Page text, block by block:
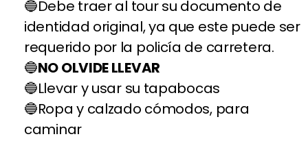
Debe traer al tour su documento de
identidad original, ya que este puede ser
requerido por la policía de carretera.
NO OLVIDE LLEVAR
Llevar y usar su tapabocas
Ropa y calzado cómodos, para
caminar